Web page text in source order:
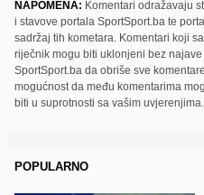
NAPOMENA: Komentari odražavaju
i stavove portala SportSport.ba te
sadržaj tih kometara. Komentari koji
riječnik mogu biti uklonjeni bez
SportSport.ba da obriše sve
mogućnost da među komentarima
biti u suprotnosti sa vašim uvjerenjima.
POPULARNO